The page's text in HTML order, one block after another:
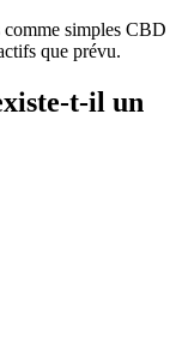
comme simples CBD
que prévu.
t-il un